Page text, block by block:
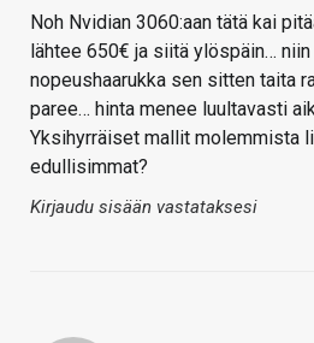
Noh Nvidian 3060:aan tätä kai
lähtee 650€ ja siitä ylöspäin…
nopeushaarukka sen sitten taita
paree… hinta menee luultavasti
Yksihyrräiset mallit molemmista
edullisimmat?
Kirjaudu sisään vastataksesi